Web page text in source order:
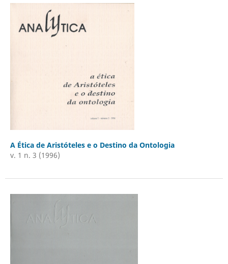
A Ética de Aristóteles e o Destino da Ontologia
v. 1 n. 3 (1996)